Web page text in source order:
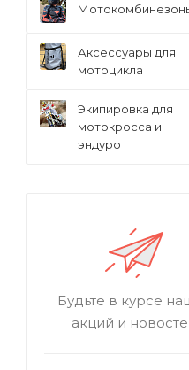
Аксессуары для
мотоцикла
Экипировка для
мотокросса и
эндуро
Будьте в курсе
акций и